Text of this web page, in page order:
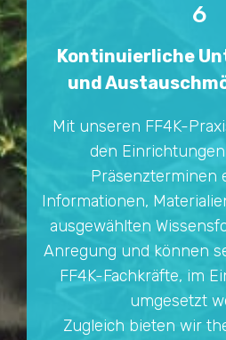
6
Kontinuierliche
und
Mit unseren FF4K-
den
Präsenzterminen
Informationen,
ausgewählten
Anregung und können
FF4K-Fachkräfte, im
umgesetzt
Zugleich bieten wir